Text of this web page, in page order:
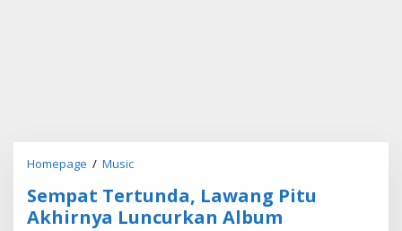
Homepage / Music
m
p
Sempat Tertunda, Lawang Pitu
Akhirnya Luncurkan Album